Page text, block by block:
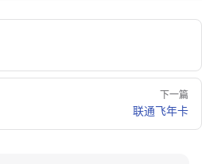
下一篇
联通飞年卡